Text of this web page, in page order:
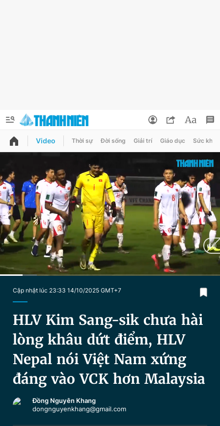
QUẢNG CÁO
Chuyên mục
Chuyên mục khác
Chào ngày mới Tin 24h
Video Magazine
Sản phẩm khác
Tiện ích Bạn cần biết
Thông tin tòa soạn
Thông tin tài khoản
Đổi mật khẩu
Tin đã lưu
Tin đã xem
Đăng xuất
Video Thời sự Đời sống Giải trí Giáo dục Sức khỏe
Cập nhật lúc 23:33 14/10/2025 GMT+7
HLV Kim Sang-sik chưa hài
lòng khâu dứt điểm, HLV
Nepal nói Việt Nam xứng
đáng vào VCK hơn Malaysia
Đồng Nguyên Khang
dongnguyenkhang@gmail.com